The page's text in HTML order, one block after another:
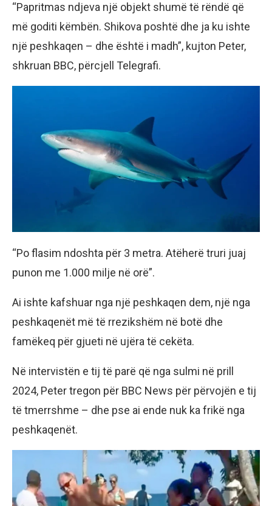
“Papritmas ndjeva një objekt shumë të rëndë që
më goditi këmbën. Shikova poshtë dhe ja ku ishte
një peshkaqen – dhe është i madh”, kujton Peter,
shkruan BBC, përcjell Telegrafi.
“Po flasim ndoshta për 3 metra. Atëherë truri juaj
punon me 1.000 milje në orë”.
Ai ishte kafshuar nga një peshkaqen dem, një nga
peshkaqenët më të rrezikshëm në botë dhe
famëkeq për gjueti në ujëra të cekëta.
Në intervistën e tij të parë që nga sulmi në prill
2024, Peter tregon për BBC News për përvojën e tij
të tmerrshme – dhe pse ai ende nuk ka frikë nga
peshkaqenët.